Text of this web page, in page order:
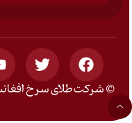
© شرکت طلای سرخ افغانستان 2025. تمام حقوق